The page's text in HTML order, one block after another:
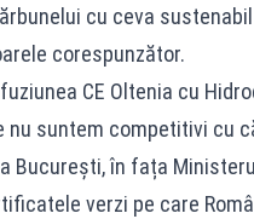
cu ceva
corespunzător.
CE Oltenia cu
suntem competitivi cu
București, în fața
verzi pe care